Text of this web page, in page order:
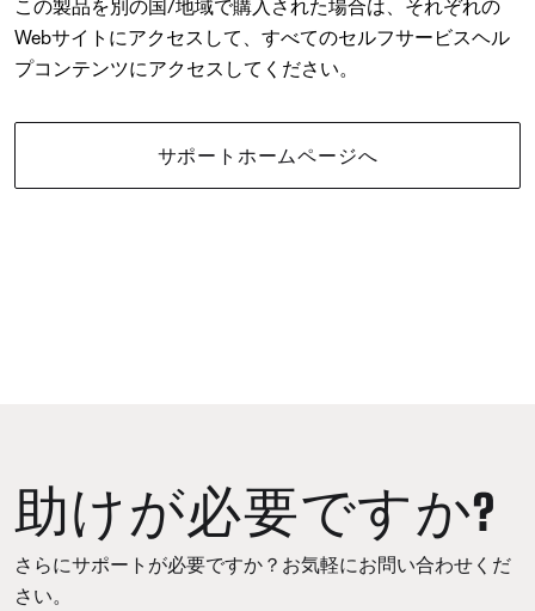
この製品を別の国/地域で購入された場合は、それぞれの
Webサイトにアクセスして、すべてのセルフサービスヘル
プコンテンツにアクセスしてください。
サポートホームページへ
助けが必要ですか?
さらにサポートが必要ですか？お気軽にお問い合わせくだ
さい。